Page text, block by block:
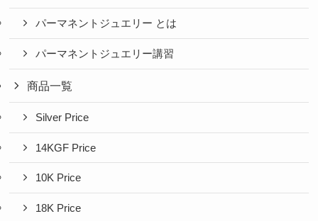
パーマネントジュエリー とは
パーマネントジュエリー講習
商品一覧
Silver Price
14KGF Price
10K Price
18K Price